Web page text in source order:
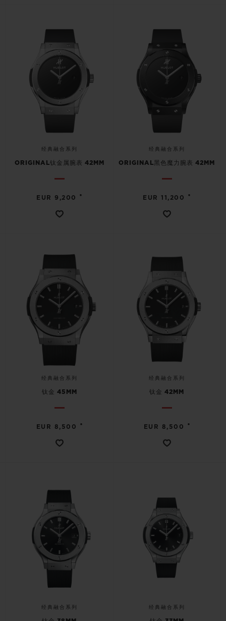
经典融合系列
ORIGINAL钛金属腕表 42MM
EUR 9,200 •
经典融合系列
ORIGINAL黑色魔力腕表 42MM
EUR 11,200 •
经典融合系列
钛金 45MM
EUR 8,500 •
经典融合系列
钛金 42MM
EUR 8,500 •
经典融合系列 经典融合系列